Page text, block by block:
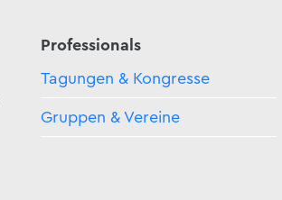
Professionals
Tagungen & Kongresse
Gruppen & Vereine